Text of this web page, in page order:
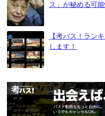
ス」が秘める可
【考バス！ラン
します！